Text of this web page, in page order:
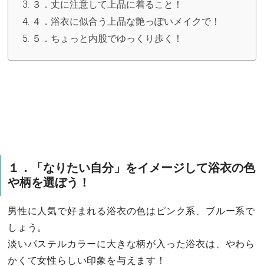
３．丈に注意して上品に着ること！
４．浴衣に似合う上品な艶っぽいメイクで！
５．ちょっと内股でゆっくり歩く！
１．「なりたい自分」をイメージして浴衣の色
や柄を選ぼう！
男性に人気で好まれる浴衣の色はピンク系、ブルー系で
しょう。
淡いパステルカラーに大きな柄が入った浴衣は、やわら
かくて女性らしい印象を与えます！